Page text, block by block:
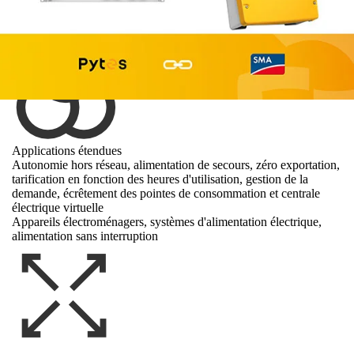
Applications étendues
Autonomie hors réseau, alimentation de secours, zéro exportation,
tarification en fonction des heures d'utilisation, gestion de la
demande, écrêtement des pointes de consommation et centrale
électrique virtuelle
Appareils électroménagers, systèmes d'alimentation électrique,
alimentation sans interruption